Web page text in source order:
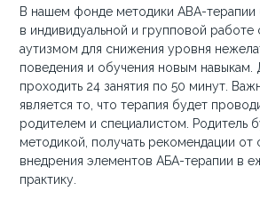
В нашем фонде методики АВА-терапии
в индивидуальной и групповой работе
аутизмом для снижения уровня
поведения и обучения новым навыкам.
проходить 24 занятия по 50 минут.
является то, что терапия будет
родителем и специалистом. Родитель
методикой, получать рекомендации от
внедрения элементов АБА-терапии в
практику.